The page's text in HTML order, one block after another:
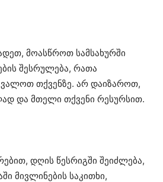
მოასწროთ სამსახურში
შესრულება, რათა
თქვენზე. არ დაიზაროთ,
და მთელი თქვენი რესურსით.
დღის წესრიგში შეიძლება,
მივლინების საკითხი,